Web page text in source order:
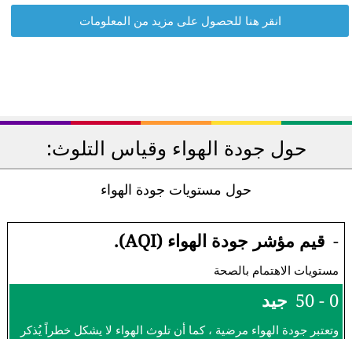
انقر هنا للحصول على مزيد من المعلومات
حول جودة الهواء وقياس التلوث:
حول مستويات جودة الهواء
- قيم مؤشر جودة الهواء (AQI).
مستويات الاهتمام بالصحة
0 - 50 جيد
وتعتبر جودة الهواء مرضية ، كما أن تلوث الهواء لا يشكل خطراً يُذكر